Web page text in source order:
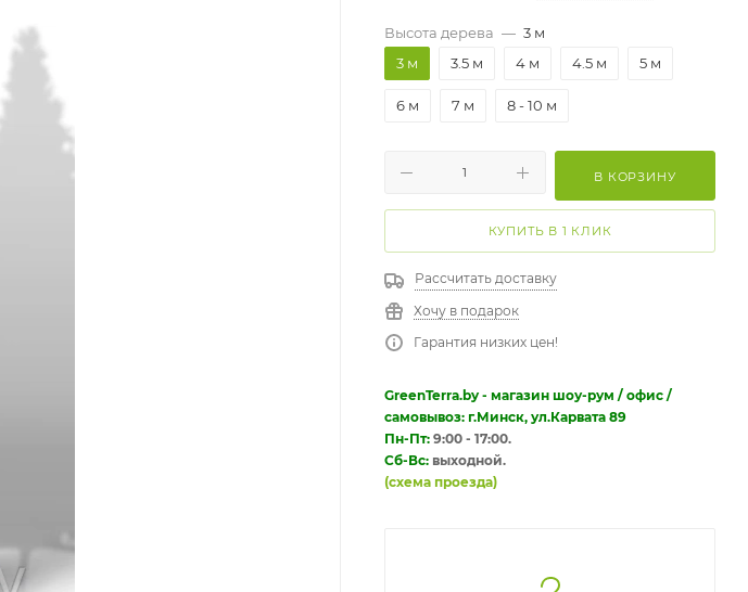
Высота дерева — 3 м
3 м
3.5 м 4 м 4.5 м 5 м
6 м 7 м 8 - 10 м
В КОРЗИНУ
КУПИТЬ В 1 КЛИК
Рассчитать доставку
Хочу в подарок
Гарантия низких цен!
GreenTerra.by - магазин шоу-рум / офис /
самовывоз: г.Минск, ул.Карвата 89
Пн-Пт: 9:00 - 17:00.
Сб-Вс: выходной.
(схема проезда)